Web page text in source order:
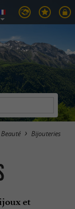
Beauté Bijouteries
et